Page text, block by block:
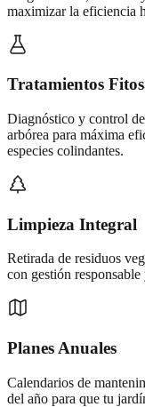
maximizar la eficiencia
Tratamientos
Diagnóstico y control
arbórea para máxima
especies colindantes.
Limpieza Integral
Retirada de residuos
con gestión
Planes Anuales
Calendarios de
del año para que tu